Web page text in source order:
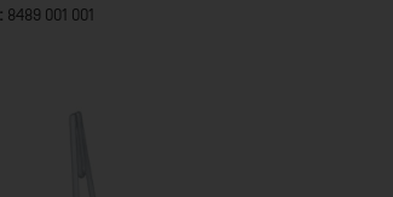
8489 001 001